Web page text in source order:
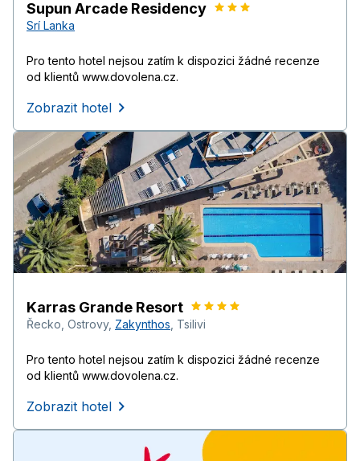
Supun Arcade Residency
Srí Lanka
Pro tento hotel nejsou zatím k dispozici žádné recenze
od klientů www.dovolena.cz.
Zobrazit hotel
Karras Grande Resort
Řecko Ostrovy, Zakynthos Tsilivi
Pro tento hotel nejsou zatím k dispozici žádné recenze
od klientů www.dovolena.cz.
Zobrazit hotel